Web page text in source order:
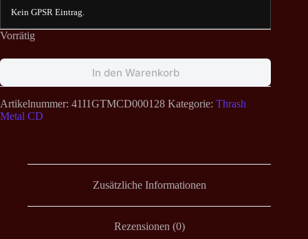
Kein GPSR Eintrag.
Vorrätig
In den Warenkorb
Artikelnummer: 41I1GTMCD000128 Kategorie: Thrash
Metal CD
Zusätzliche Informationen
Rezensionen (0)